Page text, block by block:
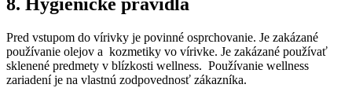
8. Hygienické pravidlá
Pred vstupom do vírivky je povinné osprchovanie. Je zakázané
používanie olejov a kozmetiky vo vírivke. Je zakázané používať
sklenené predmety v blízkosti wellness. Používanie wellness
zariadení je na vlastnú zodpovednosť zákazníka.